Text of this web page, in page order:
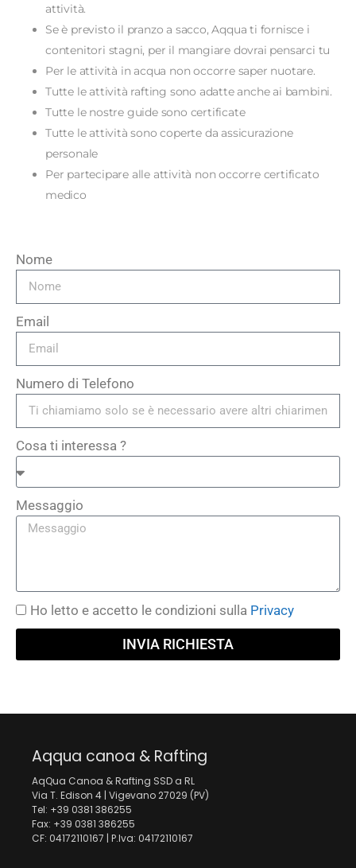
attività.
Se è previsto il pranzo a sacco, Aqqua ti fornisce i
contenitori stagni, per il mangiare dovrai pensarci tu
Per le attività in acqua non occorre saper nuotare.
Tutte le attività rafting sono adatte anche ai bambini.
Tutte le nostre guide sono certificate
Tutte le attività sono coperte da assicurazione
personale
Per partecipare alle attività non occorre certificato
medico
Nome
Email
Numero di Telefono
Cosa ti interessa ?
Messaggio
Ho letto e accetto le condizioni sulla Privacy
INVIA RICHIESTA
Aqqua canoa & Rafting
AqQua Canoa & Rafting SSD a RL
Via T. Edison 4 | Vigevano 27029 (PV)
Tel: +39 0381 386255
Fax: +39 0381 386255
CF: 04172110167 | P.Iva: 04172110167